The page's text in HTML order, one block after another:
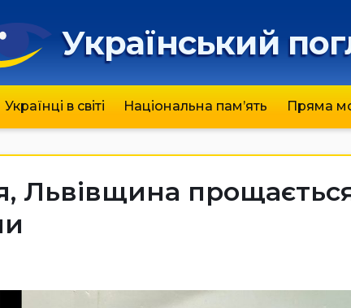
Український
Українці в світі Національна пам’ять Пряма
Львівщина